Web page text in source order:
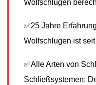
Wolfschlugen
✅25 Jahre
Wolfschlugen ist
✅Alle Arten von
Schließsystemen: